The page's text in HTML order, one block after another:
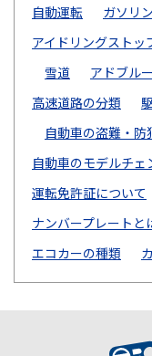
自動運転
ガソリ
アイドリングストッ
雪道
アドブル
高速道路の分類
自動車の盗難・防
自動車のモデルチェ
運転免許証について
ナンバープレートと
エコカーの種類